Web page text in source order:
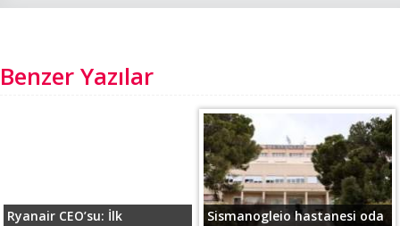
Benzer Yazılar
Ryanair CEO’su: İlk
Sismanogleio hastanesi oda